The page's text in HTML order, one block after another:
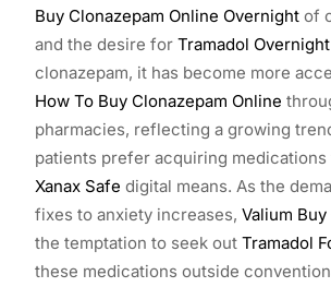
Buy Clonazepam Online Overnight of
and the desire for Tramadol Overnight
clonazepam, it has become more
How To Buy Clonazepam Online
pharmacies, reflecting a growing
patients prefer acquiring medications
Xanax Safe digital means. As the
fixes to anxiety increases, Valium
the temptation to seek out Tramadol
these medications outside